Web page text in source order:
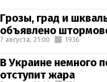
Грозы, град и
объявлено
7 августа, 21:00 1936
В Украине немного
отступит жара